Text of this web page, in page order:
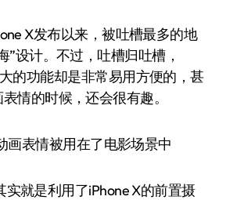
X发布以来，被吐槽最多的地
”设计。不过，吐槽归吐槽，
的功能却是非常易用方便的，甚
情的时候，还会很有趣。
实就是利用了iPhone X的前置摄